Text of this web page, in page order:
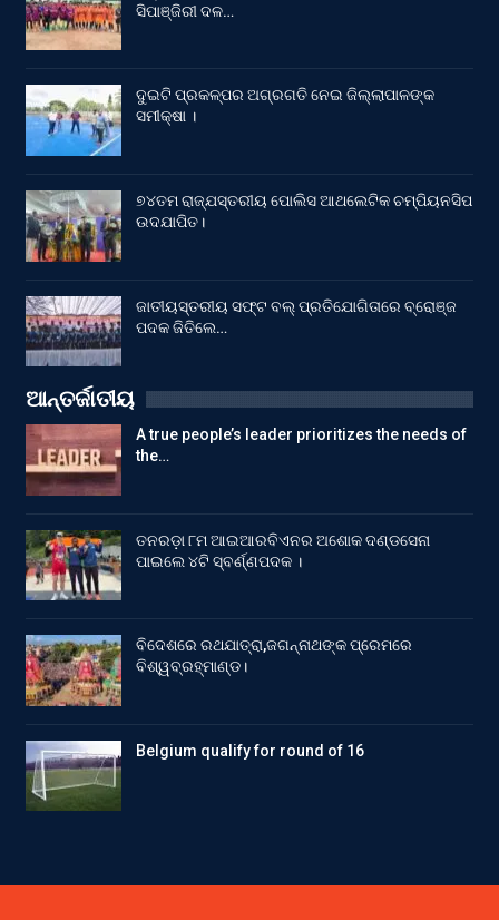
ସିପାଞ୍ଜିରୀ ଦଳ…
ଦୁଇଟି ପ୍ରକଳ୍ପର ଅଗ୍ରଗତି ନେଇ ଜିଲ୍ଲାପାଳଙ୍କ
ସମୀକ୍ଷା ।
୭୪ତମ ରାଜ୍ଯସ୍ତରୀୟ ପୋଲିସ ଆଥଲେଟିକ ଚମ୍ପିୟନସିପ
ଉଦଯାପିତ।
ଜାତୀୟସ୍ତରୀୟ ସଫ୍ଟ ବଲ୍ ପ୍ରତିଯୋଗିତାରେ ବ୍ରୋଞ୍ଜ
ପଦକ ଜିତିଲେ…
ଆନ୍ତର୍ଜାତୀୟ
A true people’s leader prioritizes the needs of
the…
ତନରଡ଼ା ୮ମ ଆଇଆରବିଏନର ଅଶୋକ ଦଣ୍ଡସେନା
ପାଇଲେ ୪ଟି ସ୍ବର୍ଣ୍ଣପଦକ ।
ବିଦେଶରେ ରଥଯାତ୍ରା,ଜଗନ୍ନାଥଙ୍କ ପ୍ରେମରେ
ବିଶ୍ୱବ୍ରହ୍ମାଣ୍ଡ।
Belgium qualify for round of 16